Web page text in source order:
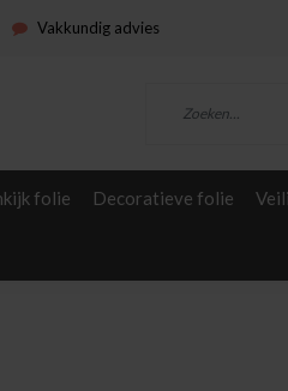
Vakkundig advies
folie Decoratieve folie